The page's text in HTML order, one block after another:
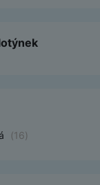
(16)